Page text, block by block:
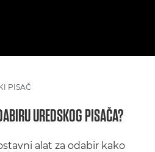
PISAČ
UREDSKOG PISAČA?
alat za odabir kako